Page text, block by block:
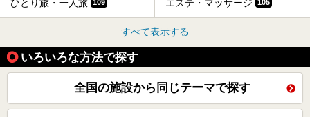
ひとり旅・一人旅 109 エステ・マッサージ 105
すべて表示する
いろいろな方法で探す
全国の施設から同じテーマで探す